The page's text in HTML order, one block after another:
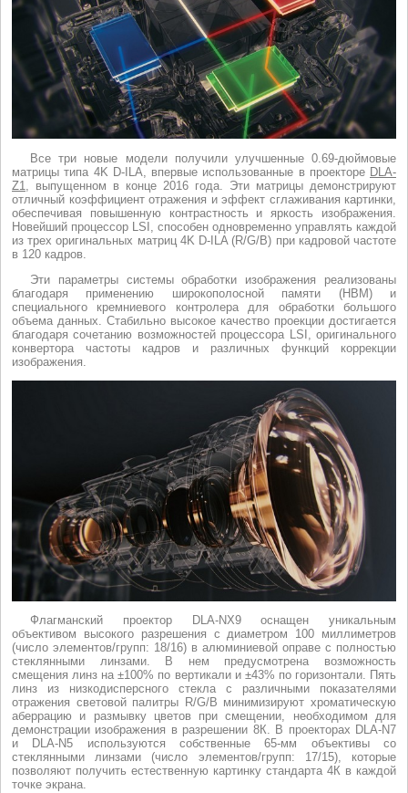
Все три новые модели получили улучшенные 0.69-дюймовые
матрицы типа 4K D-ILA, впервые использованные в проекторе DLA-
Z1
, выпущенном в конце 2016 года. Эти матрицы демонстрируют
отличный коэффициент отражения и эффект сглаживания картинки,
обеспечивая повышенную контрастность и яркость изображения.
Новейший процессор LSI, способен одновременно управлять каждой
из трех оригинальных матриц 4K D-ILA (R/G/B) при кадровой частоте
в 120 кадров.
Эти параметры системы обработки изображения реализованы
благодаря применению широкополосной памяти (HBM) и
специального кремниевого контролера для обработки большого
объема данных. Стабильно высокое качество проекции достигается
благодаря сочетанию возможностей процессора LSI, оригинального
конвертора частоты кадров и различных функций коррекции
изображения.
Флагманский проектор DLA-NX9 оснащен уникальным
объективом высокого разрешения с диаметром 100 миллиметров
(число элементов/групп: 18/16) в алюминиевой оправе с полностью
стеклянными линзами. В нем предусмотрена возможность
смещения линз на ±100% по вертикали и ±43% по горизонтали. Пять
линз из низкодисперсного стекла с различными показателями
отражения световой палитры R/G/B минимизируют хроматическую
аберрацию и размывку цветов при смещении, необходимом для
демонстрации изображения в разрешении 8К. В проекторах DLA-N7
и DLA-N5 используются собственные 65-мм объективы со
стеклянными линзами (число элементов/групп: 17/15), которые
позволяют получить естественную картинку стандарта 4К в каждой
точке экрана.